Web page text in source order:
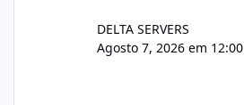
DELTA SERVERS
Agosto 7, 2026 em 12:00